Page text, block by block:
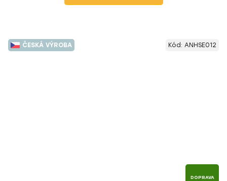
ČESKÁ VÝROBA
DOPRAVA
Kód: ANHSE012